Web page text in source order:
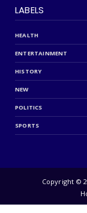
LABELS
HEALTH
ENTERTAINMENT
HISTORY
NEW
POLITICS
SPORTS
Copyright ©